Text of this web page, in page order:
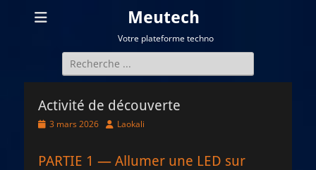
Meutech
Votre plateforme techno
Rechercher :
Activité de découverte
Posted
3 mars 2026 AuthorLaokali
PARTIE 1 — Allumer une LED sur